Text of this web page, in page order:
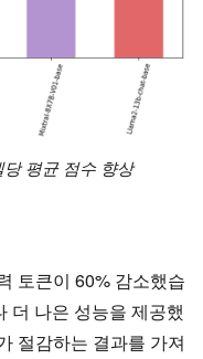
평균 점수 향상
토큰이 60% 감소했습
더 나은 성능을 제공했
절감하는 결과를 가져